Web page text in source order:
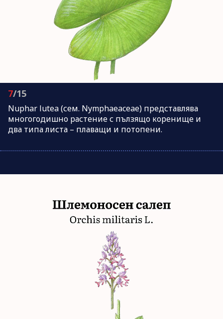
7/15
Nuphar lutea (сем. Nymphaeaceae) представлява
многогодишно растение с пълзящо коренище и
два типа листа – плаващи и потопени.